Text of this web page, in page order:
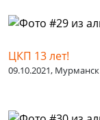
ЦКП 13 лет!
09.10.2021, Мурманск